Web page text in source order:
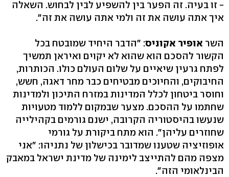
- זו בעיה. זה הפער בין להשפיע לבין לבחוש. השאלה
איך אתה עושה את זה ולמי אתה עושה את זה".
השר אופיר אקוניס: "הדבר היחיד שמובטח בכל
הקשור להסכם הוא שהוא לא יקוים ואיראן תמשיך
לפתח גרעין שיאיים על שלום העולם כולו. הכותרות,
החיבוקים, והחיוכים מבטיחים כבר מחר דאגה, חשש,
וחוסר ביטחון לכלל המדינות במזרח התיכון ולמדינות
שחתמו על ההסכם. מצער שבמקום ללמוד מטעויות
שנעשו בהיסטוריה הקרובה, ישנם גורמים בקהילייה
שחוזרים עליהן". הוא מתח ביקורת על גורמי
אופוזיציה שטענו שמדובר בכישלון של נתניהו: "אני
מצפה מהם להתייצב לימינה של מדינת ישראל במאבק
הבינלאומי הזה".